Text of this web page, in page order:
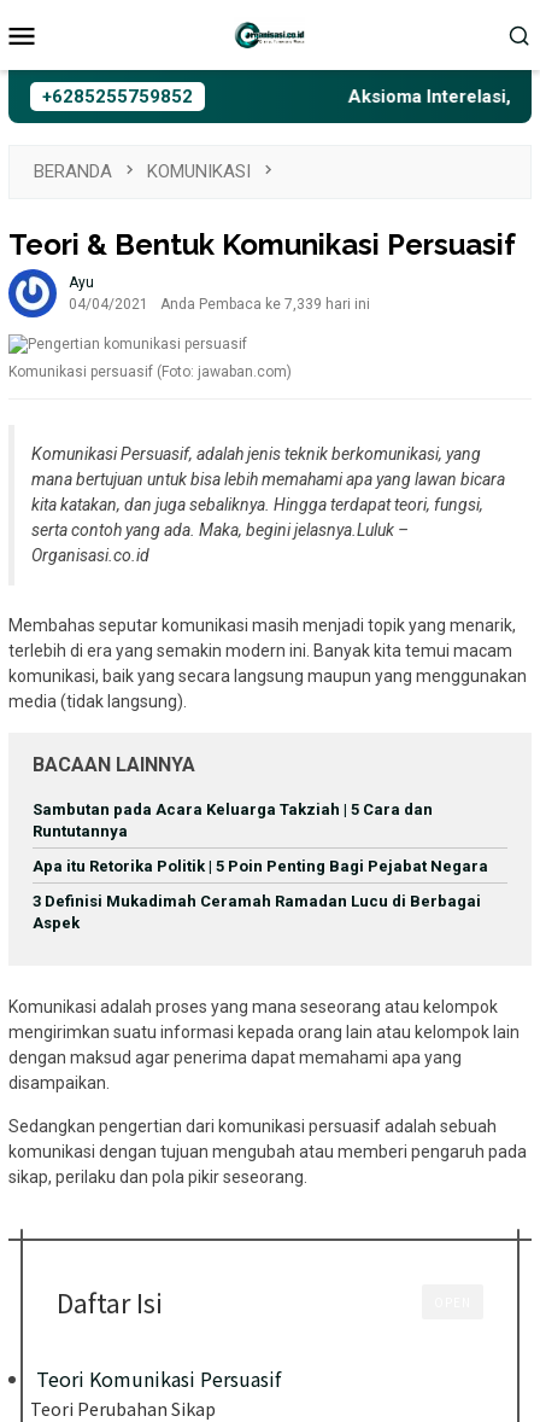
ke
Mobile
+6285255759852 Aksioma Interelasi,
BERANDA KOMUNIKASI
Teori & Bentuk Komunikasi Persuasif
Ayu
04/04/2021
Anda Pembaca ke 7,339 hari ini
Komunikasi persuasif (Foto: jawaban.com)
Komunikasi Persuasif, adalah jenis teknik berkomunikasi, yang
mana bertujuan untuk bisa lebih memahami apa yang lawan bicara
kita katakan, dan juga sebaliknya. Hingga terdapat teori, fungsi,
serta contoh yang ada. Maka, begini jelasnya. Luluk –
Organisasi.co.id
Membahas seputar komunikasi masih menjadi topik yang menarik,
terlebih di era yang semakin modern ini. Banyak kita temui macam
komunikasi, baik yang secara langsung maupun yang menggunakan
media (tidak langsung).
BACAAN LAINNYA
Sambutan pada Acara Keluarga Takziah | 5 Cara dan
Runtutannya
Apa itu Retorika Politik | 5 Poin Penting Bagi Pejabat Negara
3 Definisi Mukadimah Ceramah Ramadan Lucu di Berbagai
Aspek
Komunikasi adalah proses yang mana seseorang atau kelompok
mengirimkan suatu informasi kepada orang lain atau kelompok lain
dengan maksud agar penerima dapat memahami apa yang
disampaikan.
Sedangkan pengertian dari komunikasi persuasif adalah sebuah
komunikasi dengan tujuan mengubah atau memberi pengaruh pada
sikap, perilaku dan pola pikir seseorang.
Daftar Isi
Teori Komunikasi Persuasif
Teori Perubahan Sikap